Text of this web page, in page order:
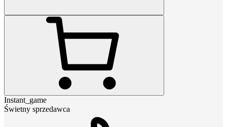
Instant_game
Świetny sprzedawca